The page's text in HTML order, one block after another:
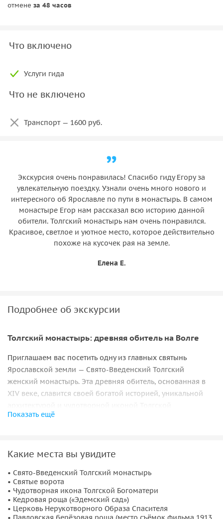
отмене за 48 часов
Что включено
Услуги гида
Что не включено
Транспорт — 1600 руб.
Экскурсия очень понравилась! Спасибо гиду Егору за
увлекательную поездку. Узнали очень много нового и
интересного об Ярославле по пути в монастырь. В самом
монастыре Егор нам рассказал всю историю данной
обители. Толгский монастырь нам очень понравился.
Красивое, светлое и уютное место, которое действительно
похоже на кусочек рая на земле.
Елена Е.
Подробнее об экскурсии
Толгский монастырь: древняя обитель на Волге
Приглашаем вас посетить одну из главных святынь
Ярославской земли — Свято-Введенский Толгский
женский монастырь. Эта древняя обитель, основанная в
XIV веке, славится своей богатой историей, уникальной
Богоматери. Вы познакомитесь с жизнью монастыря,
Монастырь был основан в 1314 году и на протяжении
веков являлся важным духовным центром. Здесь хранится
чудотворная икона Толгской Богоматери, к которой
Показать ещё
Какие места вы увидите
• Свято-Введенский Толгский монастырь
• Святые ворота
• Чудотворная икона Толгской Богоматери
• Кедровая роща («Эдемский сад»)
• Церковь Нерукотворного Образа Спасителя